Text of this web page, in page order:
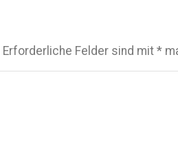
Erforderliche Felder sind mit *